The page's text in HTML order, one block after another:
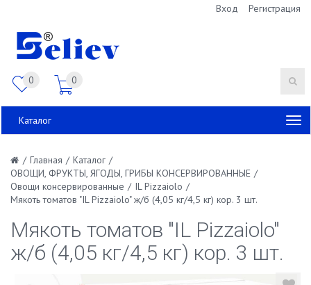
Вход Регистрация
0 0
Каталог
/ Главная / Каталог /
ОВОЩИ, ФРУКТЫ, ЯГОДЫ, ГРИБЫ КОНСЕРВИРОВАННЫЕ /
Овощи консервированные / IL Pizzaiolo /
Мякоть томатов "IL Pizzaiolo" ж/б (4,05 кг/4,5 кг) кор. 3 шт.
Мякоть томатов "IL Pizzaiolo"
ж/б (4,05 кг/4,5 кг) кор. 3 шт.